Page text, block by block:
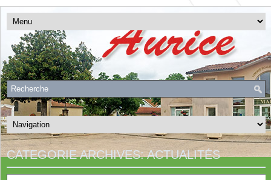
CATEGORIE ARCHIVES:ACTUALITÉS